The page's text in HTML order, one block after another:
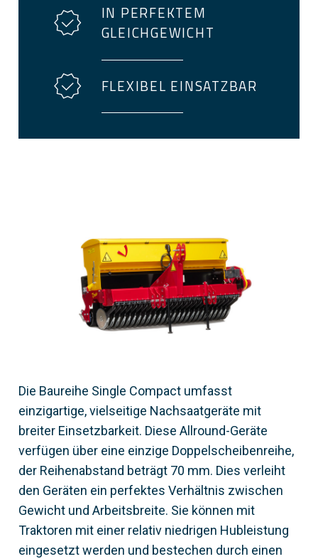
IN PERFEKTEM
GLEICHGEWICHT
FLEXIBEL EINSATZBAR
Die Baureihe Single Compact umfasst
einzigartige, vielseitige Nachsaatgeräte mit
breiter Einsetzbarkeit. Diese Allround-Geräte
verfügen über eine einzige Doppelscheibenreihe,
der Reihenabstand beträgt 70 mm. Dies verleiht
den Geräten ein perfektes Verhältnis zwischen
Gewicht und Arbeitsbreite. Sie können mit
Traktoren mit einer relativ niedrigen Hubleistung
eingesetzt werden und bestechen durch einen